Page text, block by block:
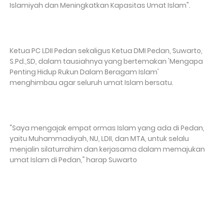
Islamiyah dan Meningkatkan Kapasitas Umat Islam".
Ketua PC LDII Pedan sekaligus Ketua DMI Pedan, Suwarto,
S.Pd.,SD, dalam tausiahnya yang bertemakan 'Mengapa
Penting Hidup Rukun Dalam Beragam Islam'
menghimbau agar seluruh umat Islam bersatu.
"Saya mengajak empat ormas Islam yang ada di Pedan,
yaitu Muhammadiyah, NU, LDII, dan MTA, untuk selalu
menjalin silaturrahim dan kerjasama dalam memajukan
umat Islam di Pedan," harap Suwarto